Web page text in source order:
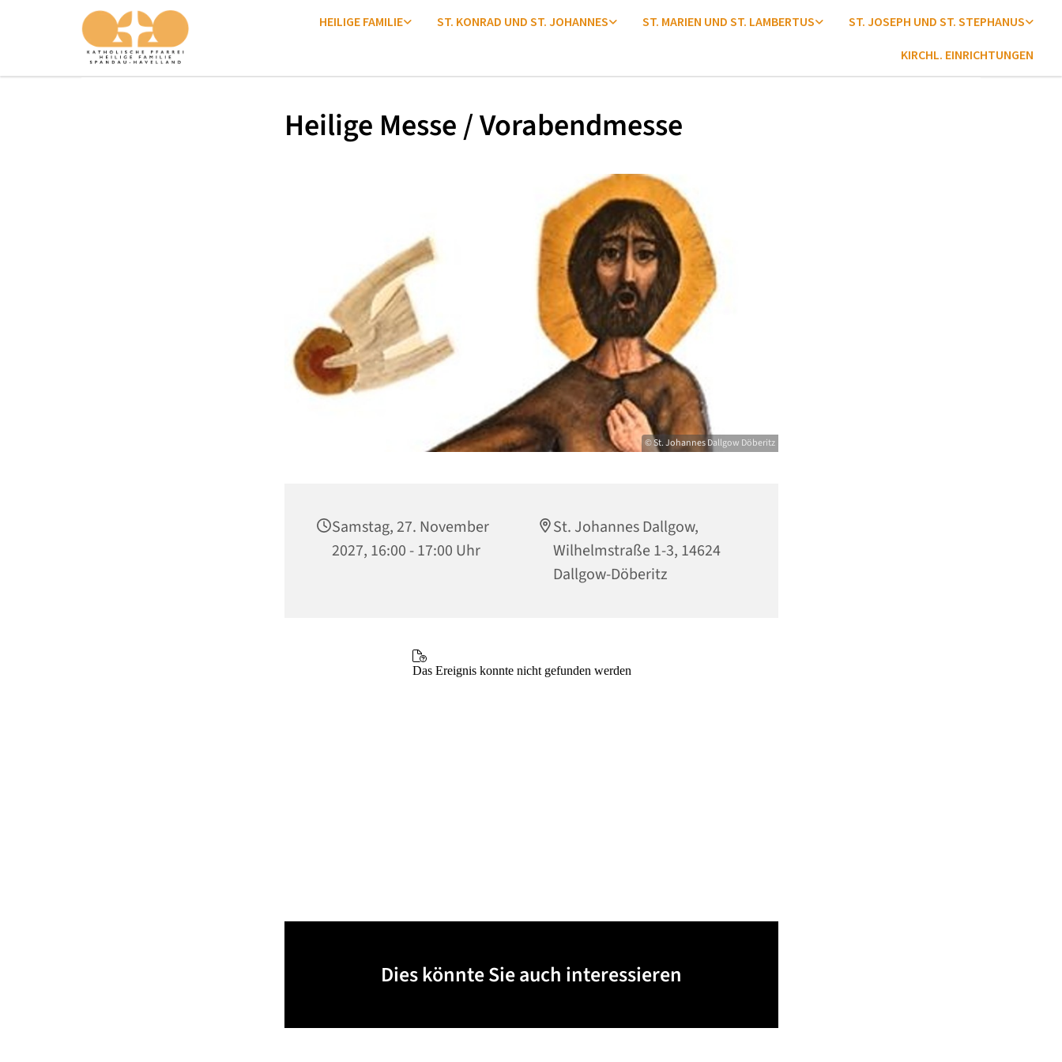
HEILIGE FAMILIE ST. KONRAD UND ST. JOHANNES ST. MARIEN UND ST. LAMBERTUS ST. JOSEPH UND ST. STEPHANUS
KIRCHL. EINRICHTUNGEN
Heilige Messe / Vorabendmesse
© St. Johannes Dallgow Döberitz
Samstag, 27. November
2027, 16:00 - 17:00 Uhr
St. Johannes Dallgow,
Wilhelmstraße 1-3, 14624
Dallgow-Döberitz
Dies könnte Sie auch interessieren